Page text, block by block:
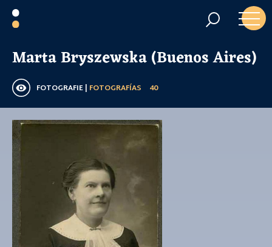
FOTOGRAFIE | FOTOGRAFÍAS 40
Marta Bryszewska (Buenos Aires)